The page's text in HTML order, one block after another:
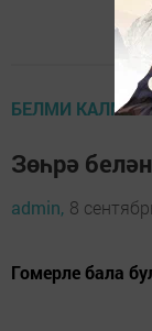
БЕЛМИ
Зөһрә
admin, 8
Гомерле бала